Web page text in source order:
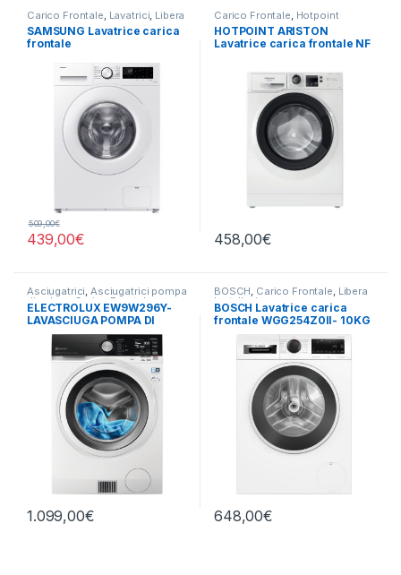
Carico Frontale Lavatrici Libera
Installazione, SAMSUNG
SAMSUNG Lavatrice carica
frontale
1400 RPM
439,00€
509,00€
Carico Frontale Hotpoint
Ariston, Lavatrici ,Libera
Installazione
HOTPOINT ARISTON
Lavatrice carica frontale NF
458,00€
Asciugatrici,Asciugatrici pompa
di calore ,Carico Frontale,
Electrolux,Lavasciuga,Lavatrici
Libera Installazione
ELECTROLUX EW9W296Y-
LAVASCIUGA POMPA DI
CALORE 9+6 KG
1.099,00€
BOSCH, Carico Frontale, Libera
Installazione
BOSCH Lavatrice carica
frontale WGG254Z0II- 10KG
648,00€